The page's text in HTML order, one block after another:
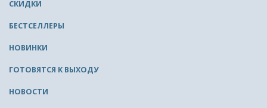
СКИДКИ
БЕСТСЕЛЛЕРЫ
НОВИНКИ
ГОТОВЯТСЯ К ВЫХОДУ
НОВОСТИ